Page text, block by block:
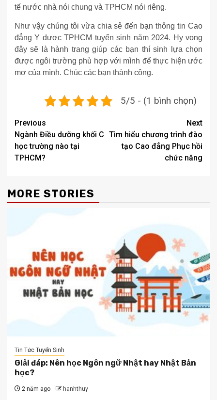
tế nước nhà nói chung và TPHCM nói riêng.
Như vậy chúng tôi vừa chia sẻ đến bạn thông tin Cao
đẳng Y dược TPHCM tuyển sinh năm 2024. Hy vọng
đây sẽ là hành trang giúp các bạn thí sinh lựa chọn
được ngôi trường phù hợp với mình để thực hiện ước
mơ của mình. Chúc các bạn thành công.
5/5 - (1 bình chọn)
Post
navigation
Previous
Ngành Điều dưỡng khối C
học trường nào tại
TPHCM?
Next
Tìm hiểu chương trình đào
tạo Cao đẳng Phục hồi
chức năng
MORE STORIES
Tin Tức Tuyển Sinh
Giải đáp: Nên học Ngôn ngữ Nhật hay Nhật Bản
học?
2 năm ago hanhthuy